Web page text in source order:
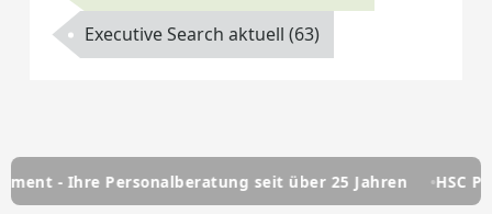
Executive Search aktuell(63)
seit über 25 Jahren HSC